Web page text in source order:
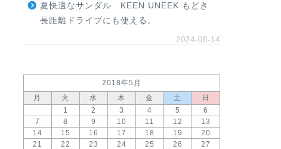
夏快適なサンダル KEEN UNEEK もどき
長距離ドライブにも使える。
2024-08-14
2018年5月
月
火 水 木 金 土
日
1
2 3 4 5
6
7
8 9 10 11 12
13
14
15 16 17 18 19
20
21
22 23 24 25 26
27